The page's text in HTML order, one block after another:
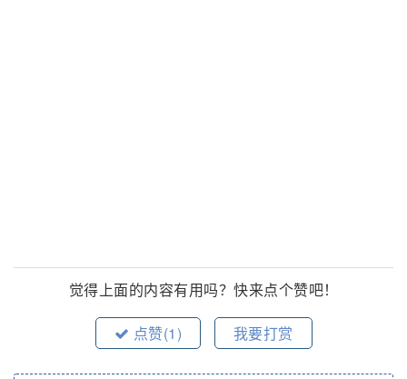
觉得上面的内容有用吗？快来点个赞吧！
点赞(1) 我要打赏